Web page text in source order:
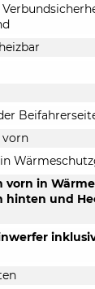
vorn
vorn in
hinten und